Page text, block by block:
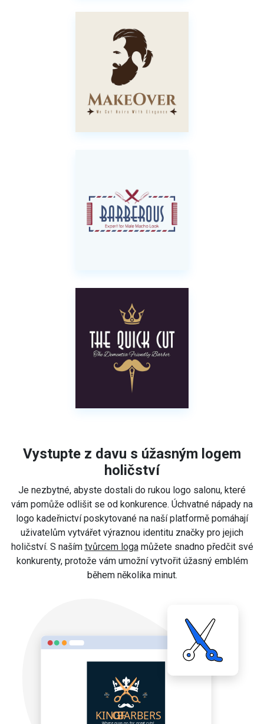
Vystupte z davu s úžasným logem
holičství
Je nezbytné, abyste dostali do rukou logo salonu, které
vám pomůže odlišit se od konkurence. Úchvatné nápady na
logo kadeřnictví poskytované na naší platformě pomáhají
uživatelům vytvářet výraznou identitu značky pro jejich
holičství. S naším tvůrcem logamůžete snadno předčit své
konkurenty, protože vám umožní vytvořit úžasný emblém
během několika minut.